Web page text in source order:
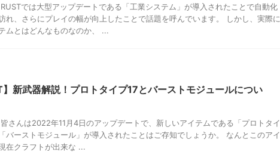
では大型アップデートである「工業システム」が導入されたことで自動化
れ、さらにプレイの幅が向上したことで話題を呼んでいます。 しかし、実際に
ムとはどんなものなのか、 ...
】新武器解説！プロトタイプ17とバーストモジュールについ
さんは2022年11月4日のアップデートで、新しいアイテムである「プロトタイ
バーストモジュール」が導入されたことはご存知でしょうか。 なんとこのアイ
在クラフトが出来な ...